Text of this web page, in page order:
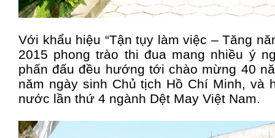
Với khẩu hiệu “Tận tụy làm việc – Tăng
2015 phong trào thi đua mang nhiều ý
phấn đấu đều hướng tới chào mừng 40
năm ngày sinh Chủ tịch Hồ Chí Minh,
nước lần thứ 4 ngành Dệt May Việt Nam.